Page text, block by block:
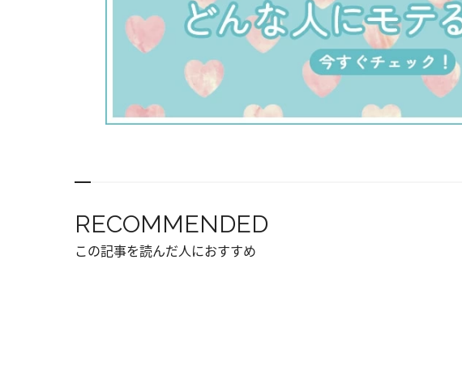
RECOMMENDED
この記事を読んだ人におすすめ